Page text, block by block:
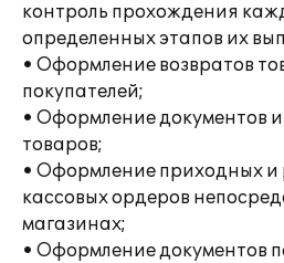
контроль прохождения
определенных этапов их
• Оформление возвратов
покупателей;
• Оформление документов
товаров;
• Оформление приходных и
кассовых ордеров
магазинах;
• Оформление документов